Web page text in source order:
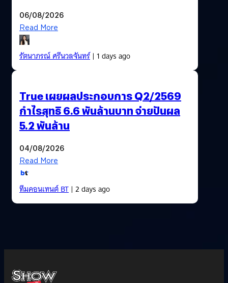
06/08/2026
Read More
รัตนาภรณ์ ศรีนวลจันทร์| 1 days ago
True เผยผลประกอบการ Q2/2569
กำไรสุทธิ 6.6 พันล้านบาท จ่ายปันผล
5.2 พันล้าน
04/08/2026
Read More
ทีมคอนเทนต์ BT| 2 days ago